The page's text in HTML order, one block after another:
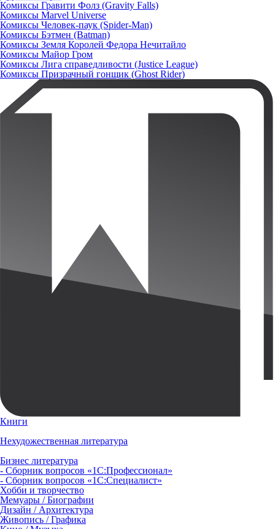
Комиксы Гравити Фолз (Gravity Falls)
Комиксы Marvel Universe
Комиксы Человек-паук (Spider-Man)
Комиксы Бэтмен (Batman)
Комиксы Земля Королей Федора Нечитайло
Комиксы Майор Гром
Комиксы Лига справедливости (Justice League)
Комиксы Призрачный гонщик (Ghost Rider)
Книги
Нехудожественная литература
Бизнес литература
- Сборник вопросов «1С:Профессионал»
- Сборник вопросов «1С:Специалист»
Хобби и творчество
Мемуары / Биографии
Дизайн / Архитектура
Живопись / Графика